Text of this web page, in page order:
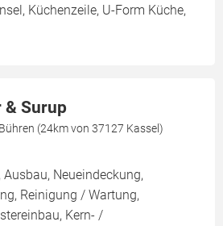
Küchenzeile, U-Form Küche,
& Surup
(24km von 37127 Kassel)
Ausbau, Neueindeckung,
Reinigung / Wartung,
Kern- /